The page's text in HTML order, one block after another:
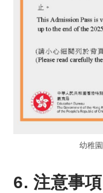
幼稚
6. 注意事項